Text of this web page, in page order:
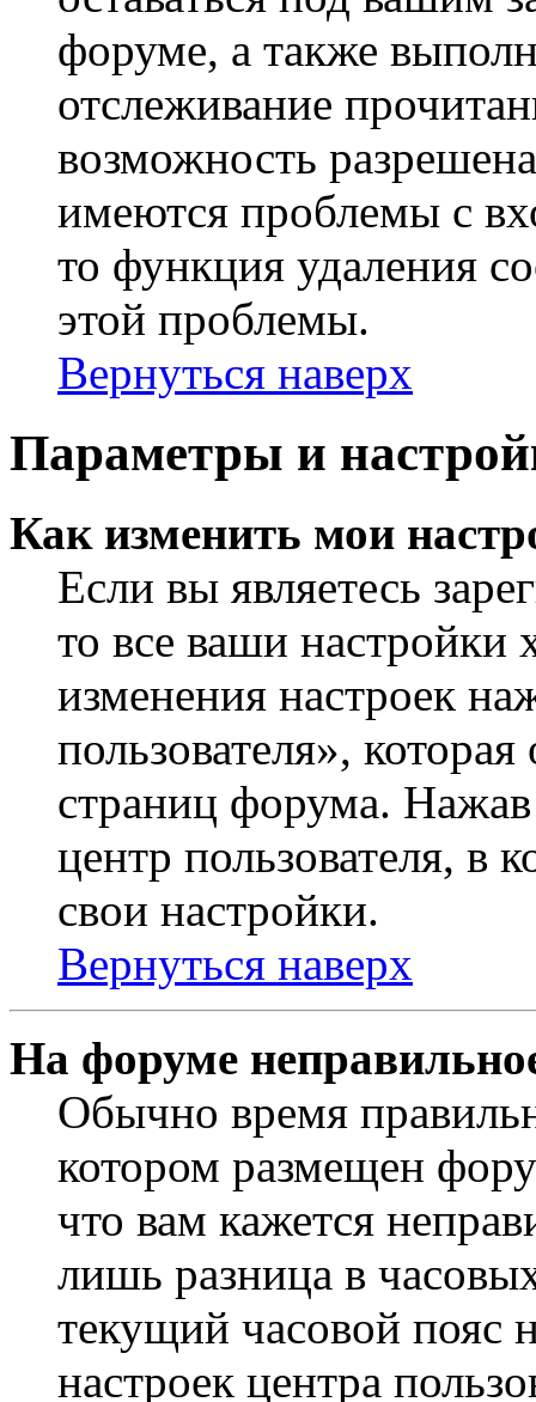
форуме, а также
отслеживание
возможность
имеются проблемы с
то функция удаления
этой проблемы.
Вернуться наверх
Параметры и
Как изменить мои
Если вы являетесь
то все ваши настройки
изменения настроек
пользователя»,
страниц форума.
центр пользователя, в
свои настройки.
Вернуться наверх
На форуме
Обычно время
котором размещен
что вам кажется
лишь разница в
текущий часовой пояс
настроек центра